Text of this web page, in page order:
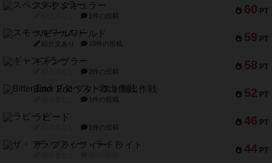
60 PT
スペクタキュラー
1件の投稿
59 PT
スモールワールド
紹介文あり 13件の投稿
58 PT
ギャンブラー
2件の投稿
52 PT
Bitter End ブタペスト救出作戦
1件の投稿
46 PT
ラピード
1件の投稿
44 PT
ザ・フラッフィー・ライト